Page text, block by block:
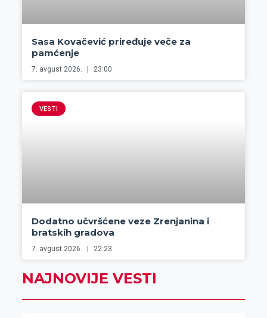
Sasa Kovačević priređuje veče za
pamćenje
7. avgust 2026. 23:00
VESTI
Dodatno učvršćene veze Zrenjanina i
bratskih gradova
7. avgust 2026. 22:23
NAJNOVIJE VESTI